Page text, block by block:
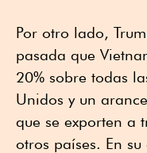
Por otro lado,
pasada que
20% sobre todas
Unidos y un
que se exporten a
otros países. En